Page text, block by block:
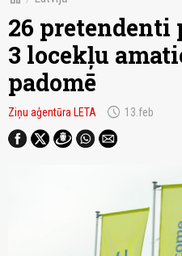
26 pretendenti
3 locekļu
padomē
Ziņu aģentūra LETA schedule 13.feb